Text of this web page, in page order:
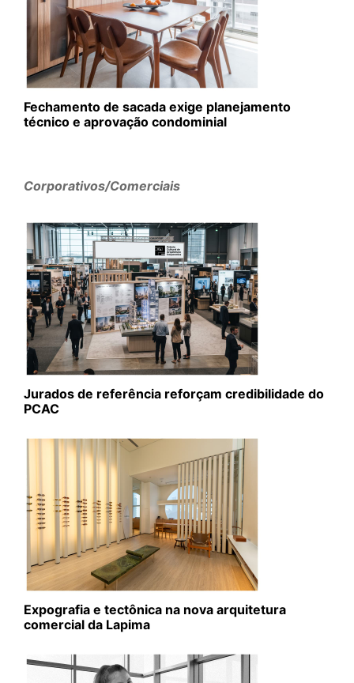
Fechamento de sacada exige planejamento
técnico e aprovação condominial
Corporativos/Comerciais
Jurados de referência reforçam credibilidade do
PCAC
Expografia e tectônica na nova arquitetura
comercial da Lapima